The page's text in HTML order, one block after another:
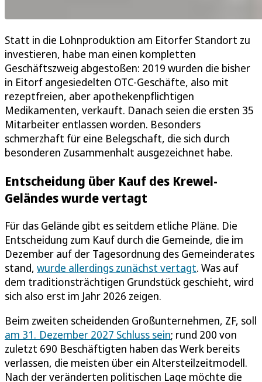
Statt in die Lohnproduktion am Eitorfer Standort zu
investieren, habe man einen kompletten
Geschäftszweig abgestoßen: 2019 wurden die bisher
in Eitorf angesiedelten OTC-Geschäfte, also mit
rezeptfreien, aber apothekenpflichtigen
Medikamenten, verkauft. Danach seien die ersten 35
Mitarbeiter entlassen worden. Besonders
schmerzhaft für eine Belegschaft, die sich durch
besonderen Zusammenhalt ausgezeichnet habe.
Entscheidung über Kauf des Krewel-
Geländes wurde vertagt
Für das Gelände gibt es seitdem etliche Pläne. Die
Entscheidung zum Kauf durch die Gemeinde, die im
Dezember auf der Tagesordnung des Gemeinderates
stand, wurde allerdings zunächst vertagt. Was auf
dem traditionsträchtigen Grundstück geschieht, wird
sich also erst im Jahr 2026 zeigen.
Beim zweiten scheidenden Großunternehmen, ZF, soll
am 31. Dezember 2027 Schluss sein; rund 200 von
zuletzt 690 Beschäftigten haben das Werk bereits
verlassen, die meisten über ein Altersteilzeitmodell.
Nach der veränderten politischen Lage möchte die